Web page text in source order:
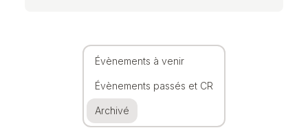
Évènements à venir
Évènements passés et CR
Archivé